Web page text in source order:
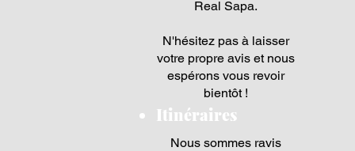
Real Sapa.
N'hésitez pas à laisser
votre propre avis et nous
espérons vous revoir
bientôt !
Itinéraires
Nous sommes ravis